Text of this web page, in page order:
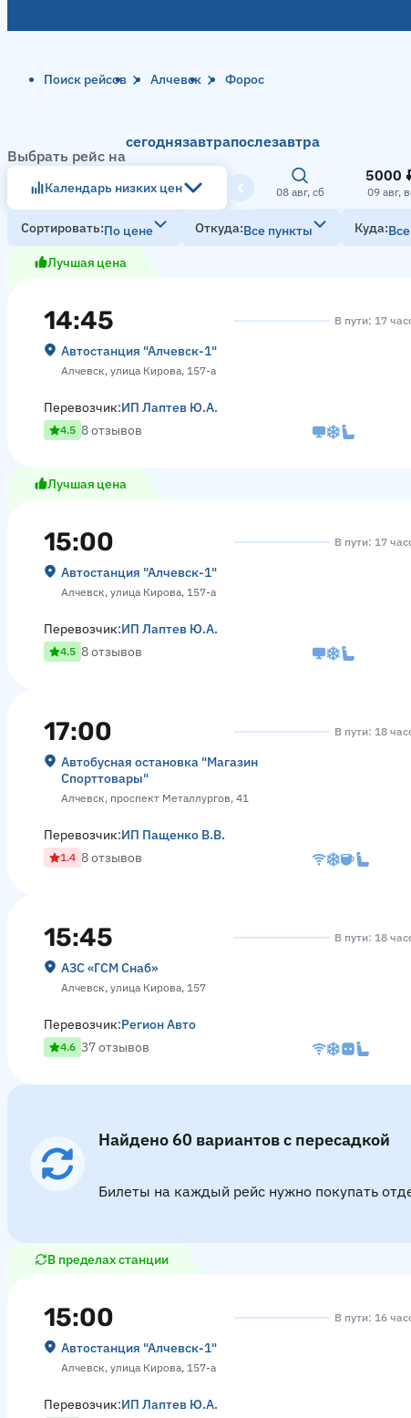
Поиск рейсов Алчевск Форос
Выбрать рейс на
сегоднязавтрапослезавтра
Календарь низких цен 08 авг, сб
5000
09 авг,
Сортировать По цене Откуда Все пункты Куда
Лучшая цена
14:45
Автостанция "Алчевск-1"
Алчевск, улица Кирова, 157-а
В пути: 17
Перевозчик:ИП Лаптев Ю.А.
4.5 8 отзывов
Лучшая цена
15:00
Автостанция "Алчевск-1"
Алчевск, улица Кирова, 157-а
В пути: 17
Перевозчик:ИП Лаптев Ю.А.
4.5 8 отзывов
17:00
Автобусная остановка "Магазин
Спорттовары"
Алчевск, проспект Металлургов, 41
В пути: 18
Перевозчик:ИП Пащенко В.В.
1.4 8 отзывов
15:45
АЗС «ГСМ Снаб»
Алчевск, улица Кирова, 157
В пути: 18
Перевозчик:Регион Авто
4.6 37 отзывов
Найдено 60 вариантов с пересадкой
Билеты на каждый рейс нужно покупать
В пределах станции
15:00
Автостанция "Алчевск-1"
Алчевск, улица Кирова, 157-а
В пути: 16
Перевозчик:ИП Лаптев Ю.А.